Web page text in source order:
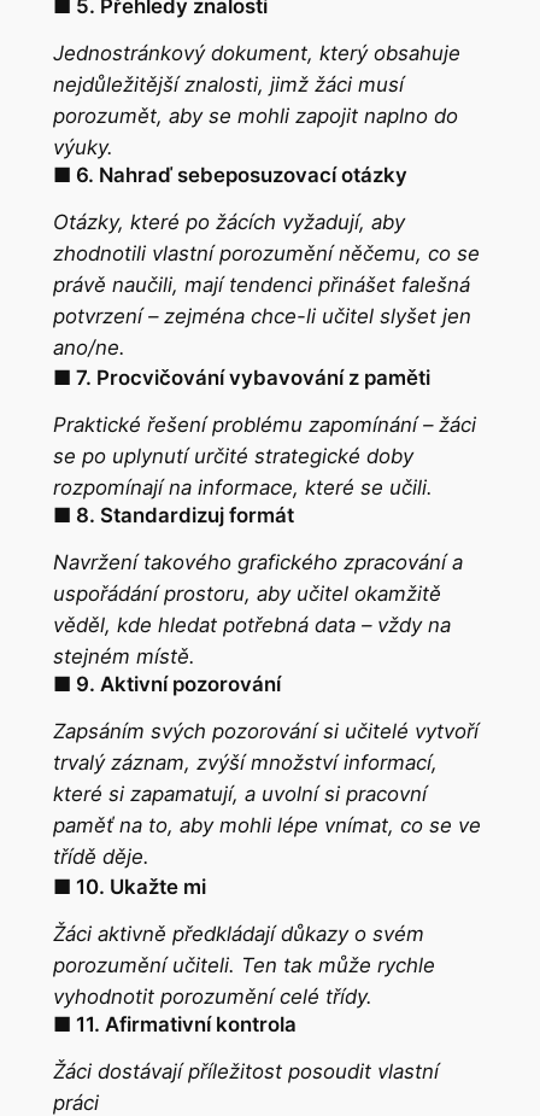
■ 5. Přehledy znalostí
Jednostránkový dokument, který obsahuje
nejdůležitější znalosti, jimž žáci musí
porozumět, aby se mohli zapojit naplno do
výuky.
■ 6. Nahraď sebeposuzovací otázky
Otázky, které po žácích vyžadují, aby
zhodnotili vlastní porozumění něčemu, co se
právě naučili, mají tendenci přinášet falešná
potvrzení – zejména chce-li učitel slyšet jen
ano/ne.
■ 7. Procvičování vybavování z paměti
Praktické řešení problému zapomínání – žáci
se po uplynutí určité strategické doby
rozpomínají na informace, které se učili.
■ 8. Standardizuj formát
Navržení takového grafického zpracování a
uspořádání prostoru, aby učitel okamžitě
věděl, kde hledat potřebná data – vždy na
stejném místě.
■ 9. Aktivní pozorování
Zapsáním svých pozorování si učitelé vytvoří
trvalý záznam, zvýší množství informací,
které si zapamatují, a uvolní si pracovní
paměť na to, aby mohli lépe vnímat, co se ve
třídě děje.
■ 10. Ukažte mi
Žáci aktivně předkládají důkazy o svém
porozumění učiteli. Ten tak může rychle
vyhodnotit porozumění celé třídy.
■ 11. Afirmativní kontrola
Žáci dostávají příležitost posoudit vlastní
práci